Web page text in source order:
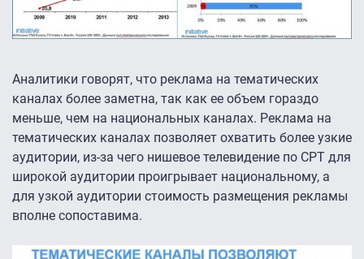
Аналитики говорят, что реклама на тематических
каналах более заметна, так как ее объем гораздо
меньше, чем на национальных каналах. Реклама на
тематических каналах позволяет охватить более узкие
аудитории, из-за чего нишевое телевидение по СРT для
широкой аудитории проигрывает национальному, а
для узкой аудитории стоимость размещения рекламы
вполне сопоставима.